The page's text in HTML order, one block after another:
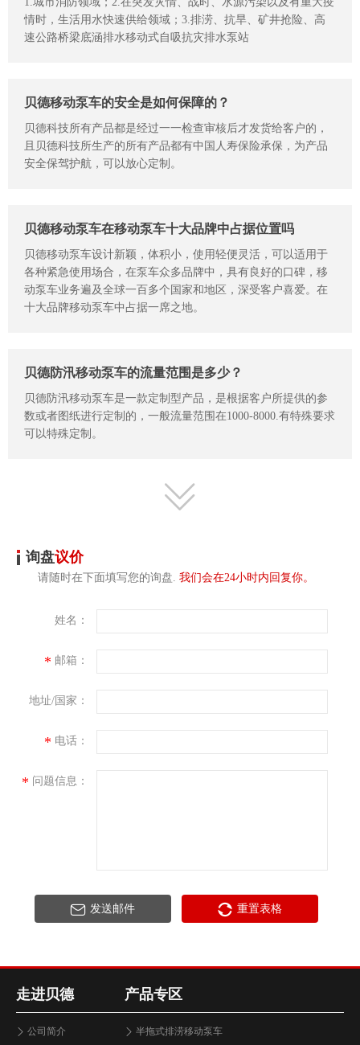
情时，生活用水快速供给领域；3.排涝、抗旱、矿井抢险、高
速公路桥梁底涵排水移动式自吸抗灾排水泵站
贝德移动泵车的安全是如何保障的？
贝德科技所有产品都是经过一一检查审核后才发货给客户的，
且贝德科技所生产的所有产品都有中国人寿保险承保，为产品
安全保驾护航，可以放心定制。
贝德移动泵车在移动泵车十大品牌中占据位置吗
贝德移动泵车设计新颖，体积小，使用轻便灵活，可以适用于
各种紧急使用场合，在泵车众多品牌中，具有良好的口碑，移
动泵车业务遍及全球一百多个国家和地区，深受客户喜爱。在
十大品牌移动泵车中占据一席之地。
贝德防汛移动泵车的流量范围是多少？
贝德防汛移动泵车是一款定制型产品，是根据客户所提供的参
数或者图纸进行定制的，一般流量范围在1000-8000.有特殊要求
可以特殊定制。
询盘议价
请随时在下面填写您的询盘. 我们会在24小时内回复你。
姓名：
邮箱：
*
地址/国家：
电话：
*
问题信息：
*
发送邮件 重置表格
走进贝德
公司简介
产品专区
半拖式排涝移动泵车